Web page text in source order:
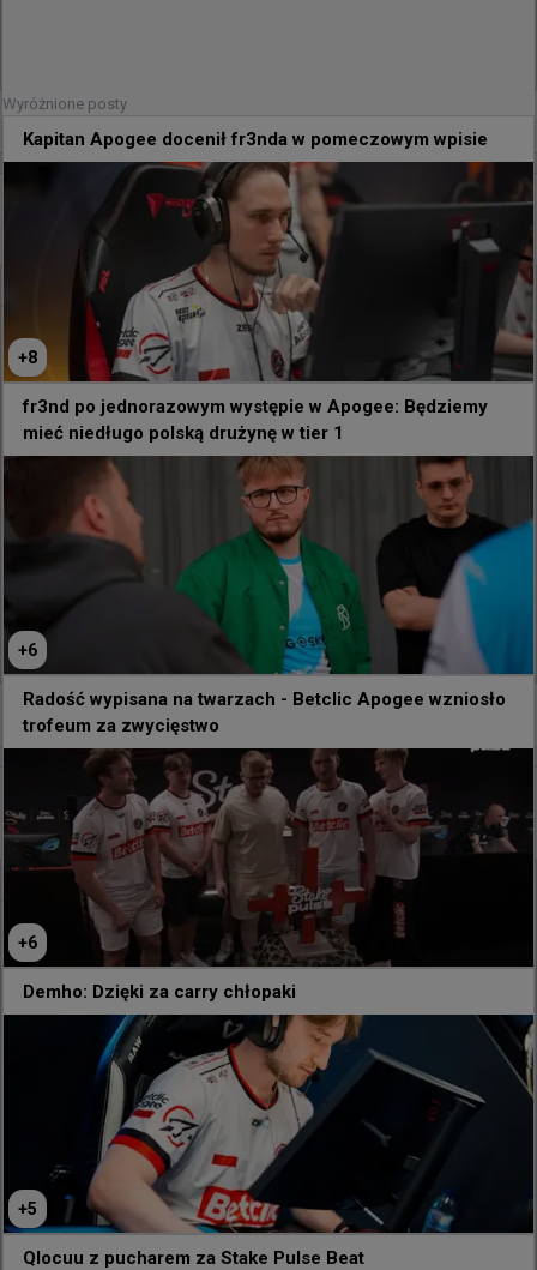
TombStone 24 minuty temu
Wygląda na to, że nożem można strzelić ;)
@ louiecs2_
Czy ominęła mnie aktualizacja, w której noże potrafią
teraz strzelać?
gamerlegion TombStone 25 minut temu
Wyczillowany Snax na bootcampie z ekipą
@FL4MUS92
Bootcamp 🤙🤙
Wyróżnione posty
Kapitan Apogee docenił fr3nda w pomeczowym wpisie
+8
fr3nd po jednorazowym występie w Apogee: Będziemy
mieć niedługo polską drużynę w tier 1
+6
Radość wypisana na twarzach - Betclic Apogee wzniosło
trofeum za zwycięstwo
+6
Demho: Dzięki za carry chłopaki
+5
Qlocuu z pucharem za Stake Pulse Beat